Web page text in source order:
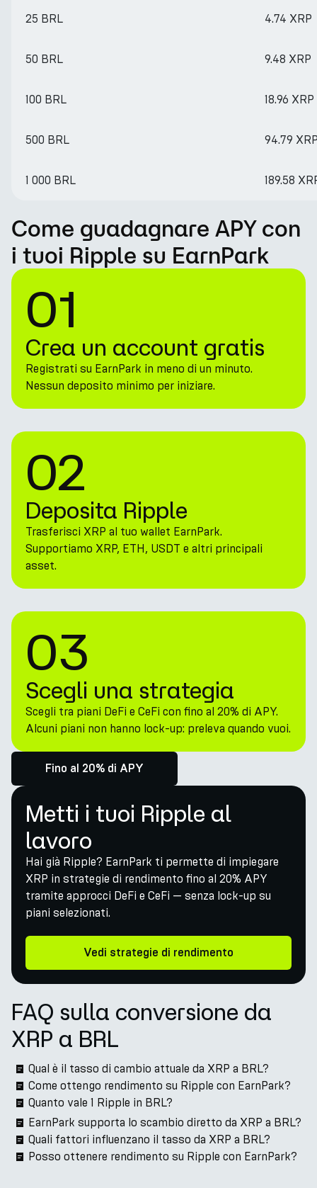
25 BRL 4.74 XRP
50 BRL 9.48 XRP
100 BRL 18.96 XRP
500 BRL 94.79
1 000 BRL 189.58
Come guadagnare APY con
i tuoi Ripple su EarnPark
01
Crea un account gratis
Registrati su EarnPark in meno di un minuto.
Nessun deposito minimo per iniziare.
02
Deposita Ripple
Trasferisci XRP al tuo wallet EarnPark.
Supportiamo XRP, ETH, USDT e altri principali
asset.
03
Scegli una strategia
Scegli tra piani DeFi e CeFi con fino al 20% di APY.
Alcuni piani non hanno lock-up: preleva quando vuoi.
Fino al 20% di APY
Metti i tuoi Ripple al
lavoro
Hai già Ripple? EarnPark ti permette di impiegare
XRP in strategie di rendimento fino al 20% APY
tramite approcci DeFi e CeFi — senza lock-up su
piani selezionati.
Vedi strategie di rendimento
FAQ sulla conversione da
XRP a BRL
Qual è il tasso di cambio attuale da XRP a BRL?
Come ottengo rendimento su Ripple con EarnPark?
Quanto vale 1 Ripple in BRL?
EarnPark supporta lo scambio diretto da XRP a BRL?
Quali fattori influenzano il tasso da XRP a BRL?
Posso ottenere rendimento su Ripple con EarnPark?